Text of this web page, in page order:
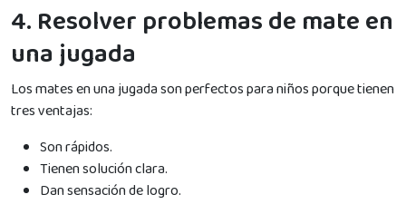
4. Resolver problemas de mate en
una jugada
Los mates en una jugada son perfectos para niños porque tienen
tres ventajas:
Son rápidos.
Tienen solución clara.
Dan sensación de logro.